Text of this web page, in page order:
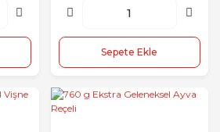
Sepete Ekle